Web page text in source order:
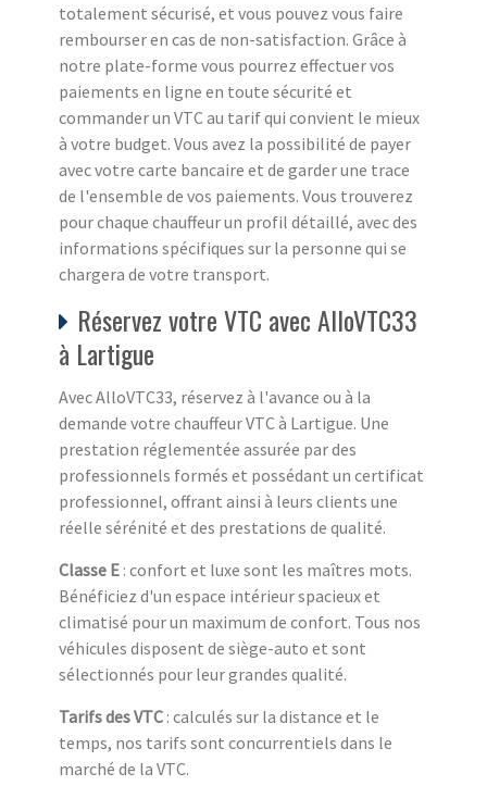
totalement sécurisé, et vous pouvez vous faire
rembourser en cas de non-satisfaction. Grâce à
notre plate-forme vous pourrez effectuer vos
paiements en ligne en toute sécurité et
commander un VTC au tarif qui convient le mieux
à votre budget. Vous avez la possibilité de payer
avec votre carte bancaire et de garder une trace
de l'ensemble de vos paiements. Vous trouverez
pour chaque chauffeur un profil détaillé, avec des
informations spécifiques sur la personne qui se
chargera de votre transport.
Réservez votre VTC avec AlloVTC33
à Lartigue
Avec AlloVTC33, réservez à l'avance ou à la
demande votre chauffeur VTC à Lartigue. Une
prestation réglementée assurée par des
professionnels formés et possédant un certificat
professionnel, offrant ainsi à leurs clients une
réelle sérénité et des prestations de qualité.
Classe E : confort et luxe sont les maîtres mots.
Bénéficiez d'un espace intérieur spacieux et
climatisé pour un maximum de confort. Tous nos
véhicules disposent de siège-auto et sont
sélectionnés pour leur grandes qualité.
Tarifs des VTC : calculés sur la distance et le
temps, nos tarifs sont concurrentiels dans le
marché de la VTC.